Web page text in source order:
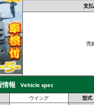
支
売
情報 Vehicle spec
ウイング
型式